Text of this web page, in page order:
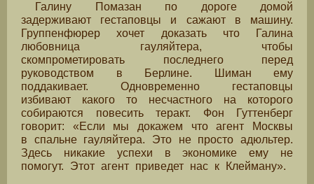
Галину Помазан по дороге домой
задерживают гестаповцы и сажают в машину.
Группенфюрер хочет доказать что Галина
любовница гауляйтера, чтобы
скомпрометировать последнего перед
руководством в Берлине. Шиман ему
поддакивает. Одновременно гестаповцы
избивают какого то несчастного на которого
собираются повесить теракт. Фон Гуттенберг
говорит: «Если мы докажем что агент Москвы
в спальне гауляйтера. Это не просто адюльтер.
Здесь никакие успехи в экономике ему не
помогут. Этот агент приведет нас к Клейману».